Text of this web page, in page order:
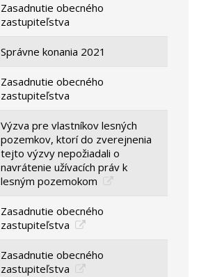
Zasadnutie obecného
zastupiteľstva
Správne konania 2021
Zasadnutie obecného
zastupiteľstva
Výzva pre vlastníkov lesných
pozemkov, ktorí do zverejnenia
tejto výzvy nepožiadali o
navrátenie užívacích práv k
lesným pozemokom
Zasadnutie obecného
zastupiteľstva
Zasadnutie obecného
zastupiteľstva